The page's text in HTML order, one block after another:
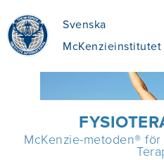
Svenska
McKenzieinstitutet
HEM
PATIENTER
McKenzie-metoden®